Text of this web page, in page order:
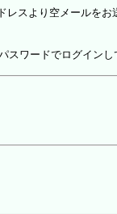
スより空メールをお
ワードでログインし